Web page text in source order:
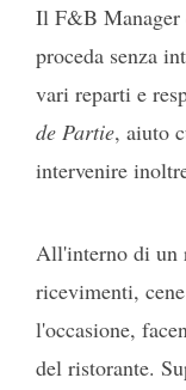
Il F&B Manager
proceda senza
vari reparti e
de Partie, aiuto
intervenire
All'interno di un
ricevimenti,
l'occasione,
del ristorante.